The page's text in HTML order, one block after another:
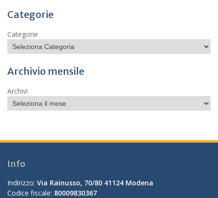
Categorie
Categorie
Archivio mensile
Archivi
Info
Indirizzo: Via Rainusso, 70/80 41124 Modena
Codice fiscale: 80009830367